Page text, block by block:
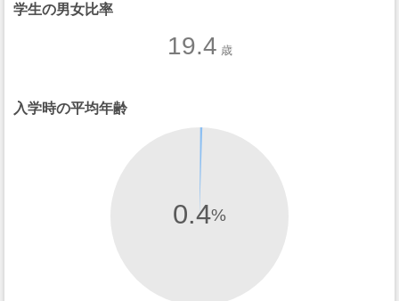
学生の男女比率
19.4 歳
入学時の平均年齢
0.4%